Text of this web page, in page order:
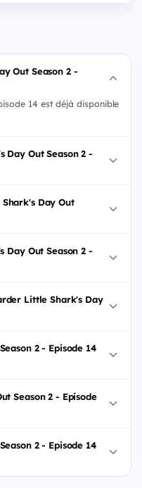
Out Season 2 -
14 est déjà disponible
Out Season 2 -
Day Out
Day Out Season 2 -
Little Shark's Day
2 - Episode 14
Season 2 - Episode
2 - Episode 14